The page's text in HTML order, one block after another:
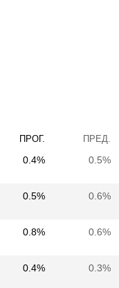
ПРОГ. ПРЕД.
0.4% 0.5%
0.5% 0.6%
0.8% 0.6%
0.4% 0.3%